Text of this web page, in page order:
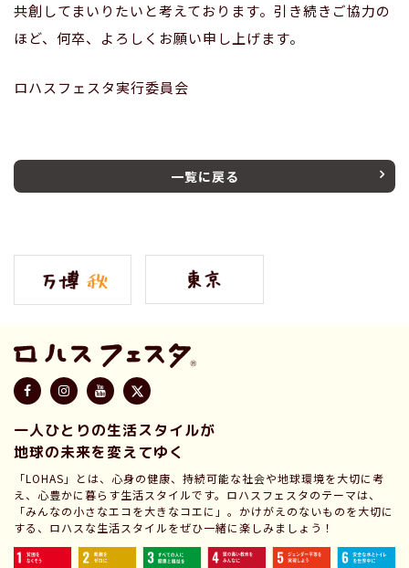
共創してまいりたいと考えております。引き続きご協力の
ほど、何卒、よろしくお願い申し上げます。
ロハスフェスタ実行委員会
一覧に戻る
一人ひとりの生活スタイルが
地球の未来を変えてゆく
「LOHAS」とは、心身の健康、持続可能な社会や地球環境を大切に考
え、心豊かに暮らす生活スタイルです。ロハスフェスタのテーマは、
「みんなの小さなエコを大きなコエに」。かけがえのないものを大切に
する、ロハスな生活スタイルをぜひ一緒に楽しみましょう！